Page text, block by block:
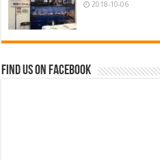
2018-10-06
Find us on Facebook